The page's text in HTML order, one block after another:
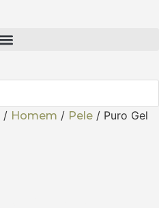
/ Homem / Pele / Puro Gel